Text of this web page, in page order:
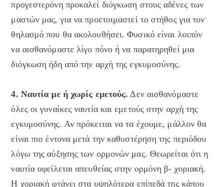
προγεστερόνη προκαλεί διόγκωση στους αδένες των
μαστών μας, για να προετοιμαστεί το στήθος για τον
θηλασμό που θα ακολουθήσει. Φυσικό είναι λοιπόν
να αισθανόμαστε λίγο πόνο ή να παρατηρηθεί μια
διόγκωση ήδη από την αρχή της εγκυμοσύνης.
4. Ναυτία με ή χωρίς εμετούς. Δεν αισθανόμαστε
όλες οι γυναίκες ναυτία και εμετούς στην αρχή της
εγκυμοσύνης. Αν πρόκειται να τα έχουμε, μάλλον θα
είναι πιο έντονα μετά την καθυστέρηση της περιόδου
λόγω της αύξησης των ορμονών μας. Θεωρείται ότι η
ναυτία οφείλεται απευθείας στην ορμόνη β- χοριακή.
Η χοριακή φτάνει στα υψηλότερα επίπεδά της κάπου